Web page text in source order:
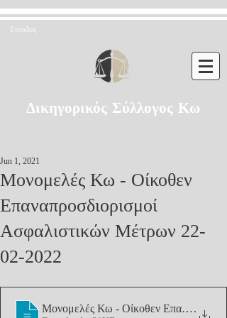
Είσοδος
Δικηγορικός Σύλλογος Κω
Μονομελές Κω - Οίκοθεν
Επαναπροσδιορισμοί
Ασφαλιστικών Μέτρων 22-
02-2022
Jun 1, 2021
Μονομελές Κω - Οίκοθεν .